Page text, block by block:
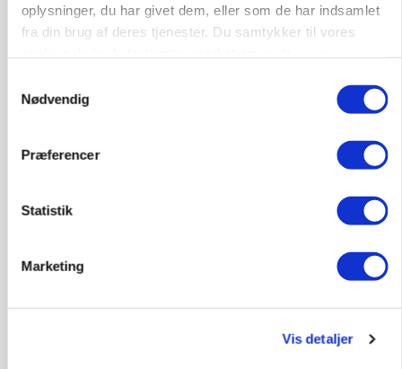
oplysninger, du har givet dem, eller som de har indsamlet
fra din brug af deres tjenester. Du samtykker til vores
Nødvendig
Præferencer
Statistik
Marketing
Vis detaljer
GRISE
Svineproducenter kalder Danish Crowns pris en